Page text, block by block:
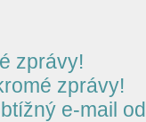
zprávy!
zprávy!
e-mail